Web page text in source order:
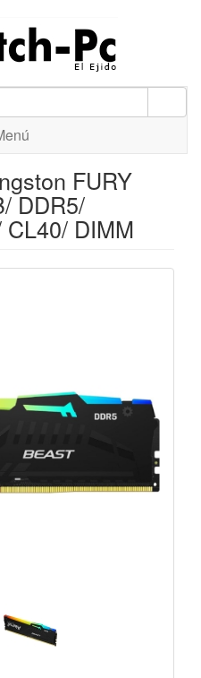
FURY
DDR5/
DIMM